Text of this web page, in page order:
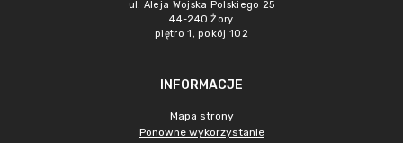
ul. Aleja Wojska Polskiego 25
44-240 Żory
piętro 1, pokój 102
INFORMACJE
Mapa strony
Ponowne wykorzystanie